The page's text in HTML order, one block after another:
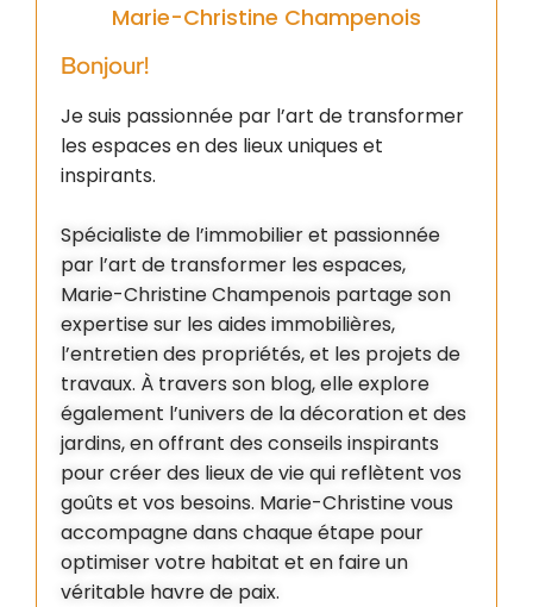
Marie-Christine Champenois
Bonjour!
Je suis passionnée par l’art de transformer
les espaces en des lieux uniques et
inspirants.
Spécialiste de l’immobilier et passionnée
par l’art de transformer les espaces,
Marie-Christine Champenois partage son
expertise sur les aides immobilières,
l’entretien des propriétés, et les projets de
travaux. À travers son blog, elle explore
également l’univers de la décoration et des
jardins, en offrant des conseils inspirants
pour créer des lieux de vie qui reflètent vos
goûts et vos besoins. Marie-Christine vous
accompagne dans chaque étape pour
optimiser votre habitat et en faire un
véritable havre de paix.